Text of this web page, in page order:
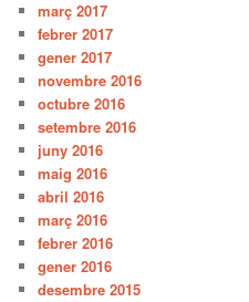
març 2017
febrer 2017
gener 2017
novembre 2016
octubre 2016
setembre 2016
juny 2016
maig 2016
abril 2016
març 2016
febrer 2016
gener 2016
desembre 2015